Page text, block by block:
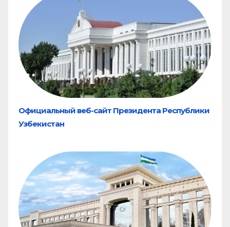
Официальный веб-сайт Президента Республики
Узбекистан